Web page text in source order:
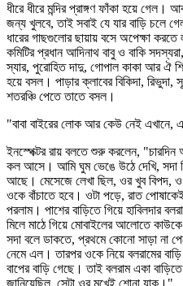
ধীরে ধীরে মন্দির প্রাঙ্গণ ফাঁকা হয়ে গেল।
জন্য খুলবে, তাই সবাই যে যার বাড়ি চলে
ধারের গাছগুলোর ছায়ায় বসে অপেক্ষা করতে
কমিটির প্রধান আদিনাথ বাবু ও বাকি
স্যার, পুরোহিত দাদু, গোপাল কাকা আর ঐ
হয়ে বসল। পাড়ার ক্লাবের বিকিদা, রিভুদা,
শতরঞ্চি পেতে তাতে বসল।
"বাবা বাইরের লোক আর কেউ নেই এখানে,
ইনস্পেক্টর রায় বলতে শুরু করলেন,
কল আসে। আমি ঘুম ভেঙে উঠে দেখি, সদা
আছে। মেসেজে লেখা ছিল, ওর খুব বিপদ, ও
ওকে বাঁচাতে হবে। ওটা পড়ে, রাত
পরলাম। পাশের বাড়িতে গিয়ে হাবিলদার
মিলে মাঠে গিয়ে মোবাইলের আলোতে
সদা বলে ডাকতে, প্রথমে কোনো সাড়া না
নেমে এল। তারপর ওকে নিয়ে বলরামের
বাপের বাড়ি গেছে। তাই বলরাম একা
জানিয়েছিল, সেটা ওর মুখেই শোনা যাক।"